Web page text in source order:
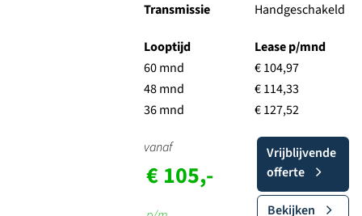
Transmissie
Handgeschakeld
Looptijd
60 mnd
48 mnd
36 mnd
Lease p/mnd
€ 104,97
€ 114,33
€ 127,52
vanaf
€ 105,-
Vrijblijvende
offerte
Bekijken